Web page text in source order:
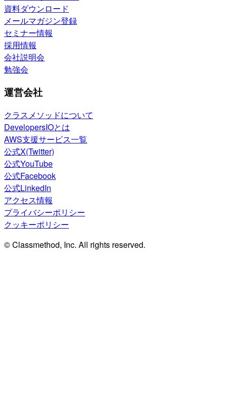
資料ダウンロード
メールマガジン登録
セミナー情報
採用情報
会社説明会
勉強会
運営会社
クラスメソッドについて
DevelopersIOとは
AWS支援サービス一覧
公式X(Twitter)
公式YouTube
公式Facebook
公式LinkedIn
アクセス情報
プライバシーポリシー
クッキーポリシー
© Classmethod, Inc. All rights reserved.